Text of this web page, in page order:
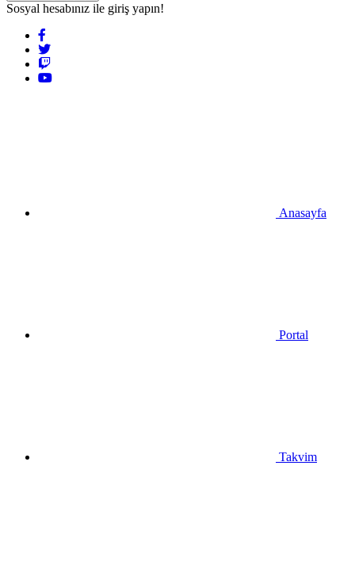
Sosyal hesabınız ile giriş yapın!
Anasayfa
Portal
Takvim